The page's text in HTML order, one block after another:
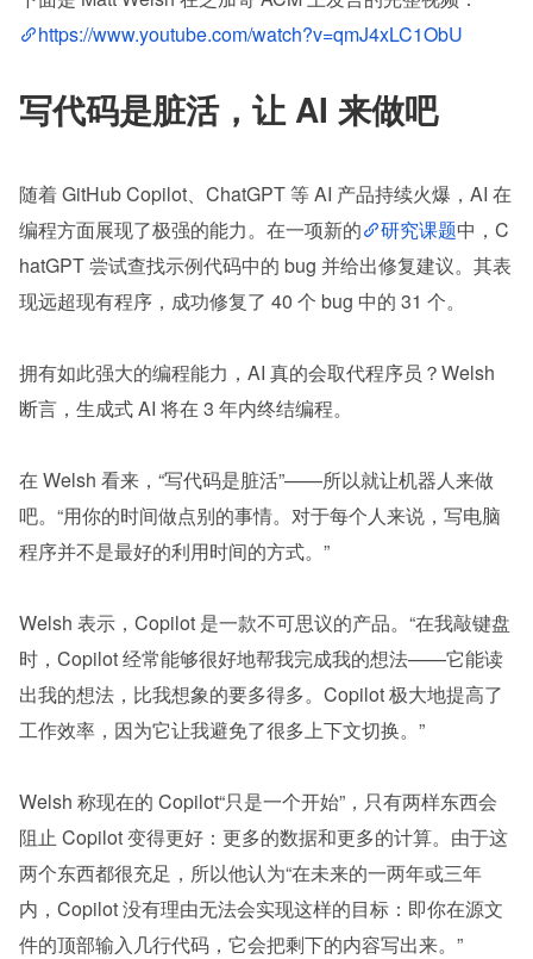
https://www.youtube.com/watch?v=qmJ4xLC1ObU
写代码是脏活，让 AI 来做吧
随着 GitHub Copilot、ChatGPT 等 AI 产品持续火爆，AI 在
编程方面展现了极强的能力。在一项新的
研究课题中，C
hatGPT 尝试查找示例代码中的 bug 并给出修复建议。其表
现远超现有程序，成功修复了 40 个 bug 中的 31 个。
拥有如此强大的编程能力，AI 真的会取代程序员？Welsh
断言，生成式 AI 将在 3 年内终结编程。
在 Welsh 看来，“写代码是脏活”——所以就让机器人来做
吧。“用你的时间做点别的事情。对于每个人来说，写电脑
程序并不是最好的利用时间的方式。”
Welsh 表示，Copilot 是一款不可思议的产品。“在我敲键盘
时，Copilot 经常能够很好地帮我完成我的想法——它能读
出我的想法，比我想象的要多得多。Copilot 极大地提高了
工作效率，因为它让我避免了很多上下文切换。”
Welsh 称现在的 Copilot“只是一个开始”，只有两样东西会
阻止 Copilot 变得更好：更多的数据和更多的计算。由于这
两个东西都很充足，所以他认为“在未来的一两年或三年
内，Copilot 没有理由无法会实现这样的目标：即你在源文
件的顶部输入几行代码，它会把剩下的内容写出来。”